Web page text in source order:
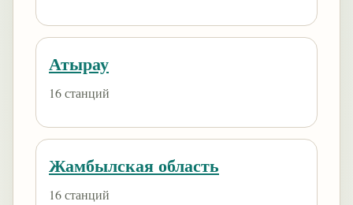
Атырау
16 станций
Жамбылская область
16 станций